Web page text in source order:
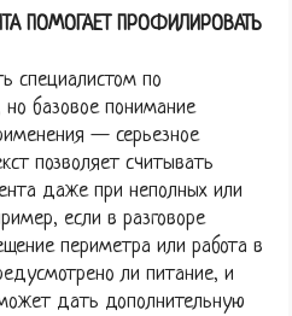
ПОМОГАЕТ ПРОФИЛИРОВАТЬ
специалистом по
базовое понимание
— серьезное
позволяет считывать
даже при неполных или
если в разговоре
периметра или работа в
ли питание, и
дать дополнительную